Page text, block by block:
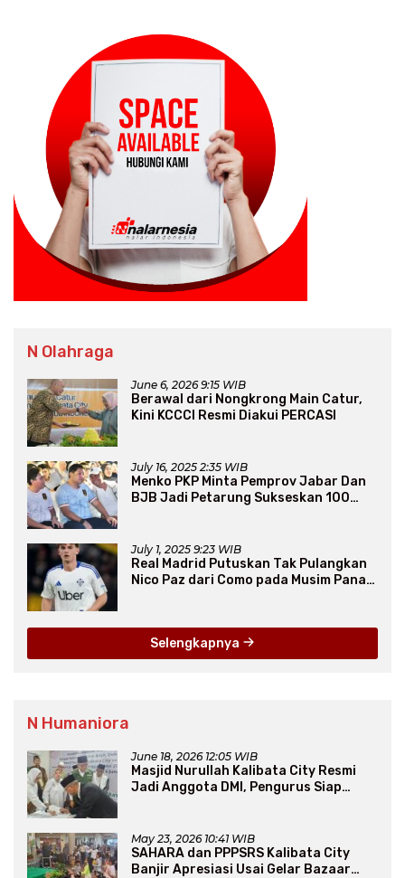
N Olahraga
June 6, 2026 9:15 WIB
Berawal dari Nongkrong Main Catur,
Kini KCCCI Resmi Diakui PERCASI
July 16, 2025 2:35 WIB
Menko PKP Minta Pemprov Jabar Dan
BJB Jadi Petarung Sukseskan 100
July 1, 2025 9:23 WIB
Real Madrid Putuskan Tak Pulangkan
Nico Paz dari Como pada Musim Panas
Selengkapnya
N Humaniora
June 18, 2026 12:05 WIB
Masjid Nurullah Kalibata City Resmi
Jadi Anggota DMI, Pengurus Siap
May 23, 2026 10:41 WIB
SAHARA dan PPPSRS Kalibata City
Banjir Apresiasi Usai Gelar Bazaar